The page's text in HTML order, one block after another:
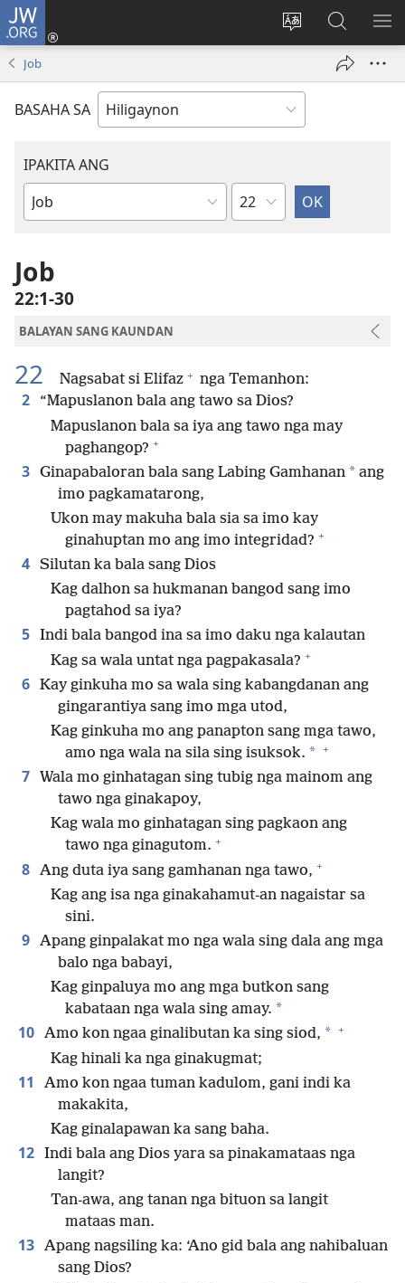
JW.ORG
Islan
lenguahe
sang
site
Mag-
log
new
Mangita
sa
JW.ORG
Job
BASAHA SA
IPAKITA ANG
Libro
Biblia
Kapitulo
Job
22:1-30
BALAYAN SANG KAUNDAN
22 Nagsabat si Elifaz + nga Temanhon:
2
“Mapuslanon bala ang tawo sa Dios?
Mapuslanon bala sa iya ang tawo nga may
paghangop? +
3 Ginapabaloran bala sang Labing Gamhanan * ang
imo pagkamatarong,
Ukon may makuha bala sia sa imo kay
ginahuptan mo ang imo integridad? +
4 Silutan ka bala sang Dios
Kag dalhon sa hukmanan bangod sang imo
pagtahod sa iya?
5 Indi bala bangod ina sa imo daku nga kalautan
Kag sa wala untat nga pagpakasala? +
6 Kay ginkuha mo sa wala sing kabangdanan ang
gingarantiya sang imo mga utod,
Kag ginkuha mo ang panapton sang mga tawo,
amo nga wala na sila sing isuksok. * +
7 Wala mo ginhatagan sing tubig nga mainom ang
tawo nga ginakapoy,
Kag wala mo ginhatagan sing pagkaon ang
tawo nga ginagutom. +
8 Ang duta iya sang gamhanan nga tawo, +
Kag ang isa nga ginakahamut-an nagaistar sa
sini.
9 Apang ginpalakat mo nga wala sing dala ang mga
balo nga babayi,
Kag ginpaluya mo ang mga butkon sang
kabataan nga wala sing amay. *
10 Amo kon ngaa ginalibutan ka sing siod, * +
Kag hinali ka nga ginakugmat;
11
Amo kon ngaa tuman kadulom, gani indi ka
makakita,
Kag ginalapawan ka sang baha.
12 Indi bala ang Dios yara sa pinakamataas nga
langit?
Tan-awa, ang tanan nga bituon sa langit
mataas man.
13 Apang nagsiling ka: ‘Ano gid bala ang nahibaluan
sang Dios?